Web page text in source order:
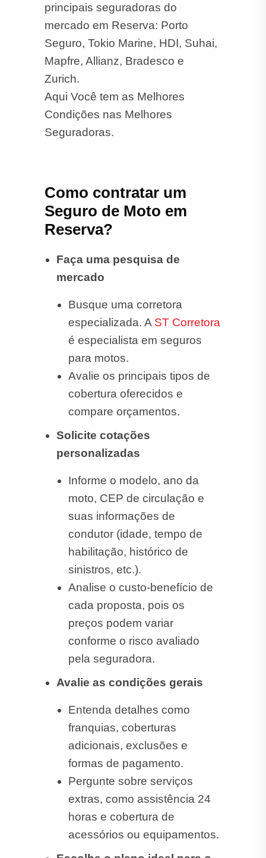
principais seguradoras do
mercado em Reserva: Porto
Seguro, Tokio Marine, HDI, Suhai,
Mapfre, Allianz, Bradesco e
Zurich.
Aqui Você tem as Melhores
Condições nas Melhores
Seguradoras.
Como contratar um
Seguro de Moto em
Reserva?
Faça uma pesquisa de
mercado
Busque uma corretora
especializada. A ST Corretora
é especialista em seguros
para motos.
Avalie os principais tipos de
cobertura oferecidos e
compare orçamentos.
Solicite cotações
personalizadas
Informe o modelo, ano da
moto, CEP de circulação e
suas informações de
condutor (idade, tempo de
habilitação, histórico de
sinistros, etc.).
Analise o custo-benefício de
cada proposta, pois os
preços podem variar
conforme o risco avaliado
pela seguradora.
Avalie as condições gerais
Entenda detalhes como
franquias, coberturas
adicionais, exclusões e
formas de pagamento.
Pergunte sobre serviços
extras, como assistência 24
horas e cobertura de
acessórios ou equipamentos.